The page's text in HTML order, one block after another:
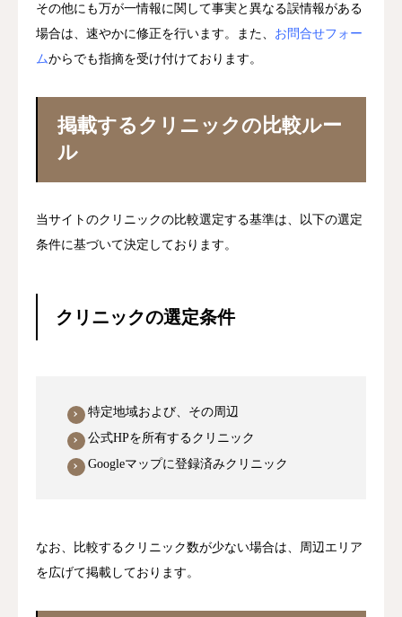
その他にも万が一情報に関して事実と異なる誤情報がある
場合は、速やかに修正を行います。また、 お問合せフォー
ムからでも指摘を受け付けております。
掲載するクリニックの比較ルー
ル
当サイトのクリニックの比較選定する基準は、以下の選定
条件に基づいて決定しております。
クリニックの選定条件
特定地域および、その周辺
公式HPを所有するクリニック
Googleマップに登録済みクリニック
なお、比較するクリニック数が少ない場合は、周辺エリア
を広げて掲載しております。